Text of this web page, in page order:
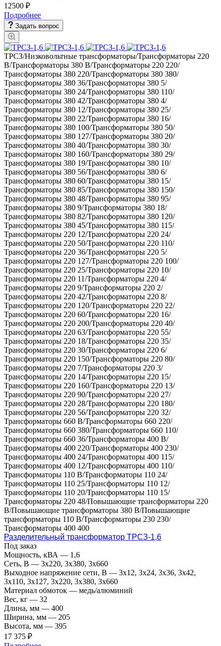
12500 ₽
Подробнее
Задать вопрос
ТРСЗ/Низковольтные трансформаторы/Трансформаторы 220
В/Трансформаторы 380 В/Трансформаторы 220 220/
Трансформаторы 380 220/Трансформаторы 380 380/
Трансформаторы 380 36/Трансформаторы 380 5/
Трансформаторы 380 24/Трансформаторы 380 110/
Трансформаторы 380 42/Трансформаторы 380 4/
Трансформаторы 380 12/Трансформаторы 380 25/
Трансформаторы 380 22/Трансформаторы 380 16/
Трансформаторы 380 100/Трансформаторы 380 50/
Трансформаторы 380 127/Трансформаторы 380 20/
Трансформаторы 380 40/Трансформаторы 380 30/
Трансформаторы 380 160/Трансформаторы 380 29/
Трансформаторы 380 19/Трансформаторы 380 10/
Трансформаторы 380 56/Трансформаторы 380 6/
Трансформаторы 380 60/Трансформаторы 380 15/
Трансформаторы 380 85/Трансформаторы 380 150/
Трансформаторы 380 48/Трансформаторы 380 95/
Трансформаторы 380 9/Трансформаторы 380 18/
Трансформаторы 380 82/Трансформаторы 380 120/
Трансформаторы 380 45/Трансформаторы 380 115/
Трансформаторы 220 12/Трансформаторы 220 24/
Трансформаторы 220 50/Трансформаторы 220 110/
Трансформаторы 220 36/Трансформаторы 220 5/
Трансформаторы 220 127/Трансформаторы 220 100/
Трансформаторы 220 25/Трансформаторы 220 10/
Трансформаторы 220 11/Трансформаторы 220 4/
Трансформаторы 220 9/Трансформаторы 220 2/
Трансформаторы 220 42/Трансформаторы 220 8/
Трансформаторы 220 120/Трансформаторы 220 22/
Трансформаторы 220 60/Трансформаторы 220 16/
Трансформаторы 220 200/Трансформаторы 220 40/
Трансформаторы 220 63/Трансформаторы 220 55/
Трансформаторы 220 18/Трансформаторы 220 35/
Трансформаторы 220 30/Трансформаторы 220 6/
Трансформаторы 220 150/Трансформаторы 220 80/
Трансформаторы 220 7/Трансформаторы 220 3/
Трансформаторы 220 14/Трансформаторы 220 15/
Трансформаторы 220 160/Трансформаторы 220 13/
Трансформаторы 220 90/Трансформаторы 220 27/
Трансформаторы 220 28/Трансформаторы 220 180/
Трансформаторы 220 56/Трансформаторы 220 32/
Трансформаторы 660 В/Трансформаторы 660 220/
Трансформаторы 660 380/Трансформаторы 660 110/
Трансформаторы 660 36/Трансформаторы 400 В/
Трансформаторы 400 220/Трансформаторы 400 230/
Трансформаторы 400 24/Трансформаторы 400 115/
Трансформаторы 400 12/Трансформаторы 400 110/
Трансформаторы 110 В/Трансформаторы 110 24/
Трансформаторы 110 25/Трансформаторы 110 12/
Трансформаторы 110 20/Трансформаторы 110 15/
Трансформаторы 220 48/Повышающие трансформаторы 220
В/Повышающие трансформаторы 380 В/Повышающие
трансформаторы 110 В/Трансформаторы 230 230/
Трансформаторы 400 400
Разделительный трансформатор ТРСЗ-1,6
Под заказ
Мощность, кВА — 1,6
Сеть, В — 3x220, 3х380, 3x660
Выходное напряжение сети, В — 3x12, 3x24, 3x36, 3x42,
3x110, 3x127, 3x220, 3x380, 3x660
Материал обмоток — медь/алюминий
Вес, кг — 32
Длина, мм — 400
Ширина, мм — 205
Высота, мм — 395
17 375 ₽